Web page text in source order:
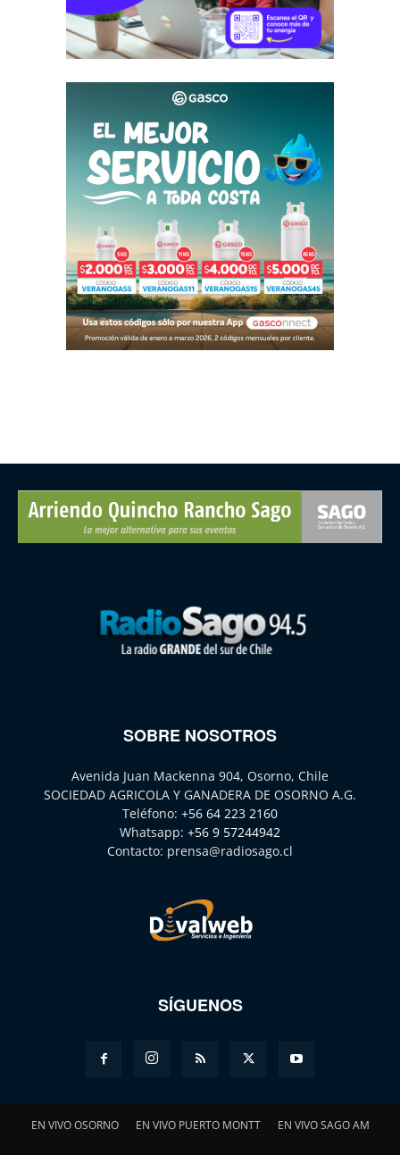
SOBRE NOSOTROS
Avenida Juan Mackenna 904, Osorno, Chile
SOCIEDAD AGRICOLA Y GANADERA DE OSORNO A.G.
Teléfono: +56 64 223 2160
Whatsapp: +56 9 57244942
Contacto: prensa@radiosago.cl
SÍGUENOS
EN VIVO OSORNO EN VIVO PUERTO MONTT EN VIVO SAGO AM